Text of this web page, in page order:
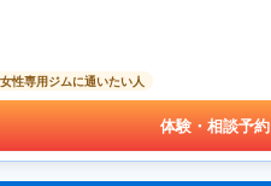
女性専用ジムに通いたい人
体験・相談予約